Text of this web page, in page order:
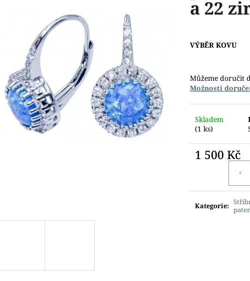
5
hvězdiček.
a 22
VÝBĚR KOVU
Můžeme doručit
Možnosti
Skladem
(1 ks)
1 500 Kč
Kategorie: